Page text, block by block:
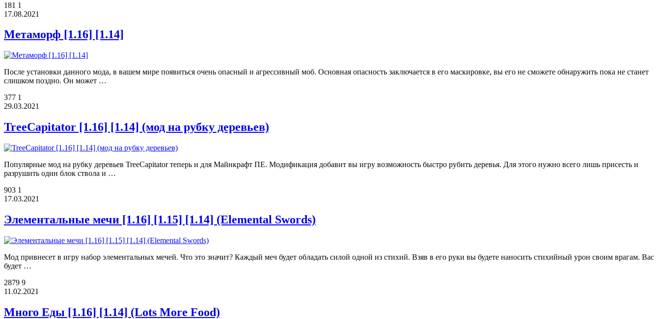
181 1
17.08.2021
Метаморф [1.16] [1.14]
После установки данного мода, в вашем мире появиться очень опасный и агрессивный моб. Основная опасность заключается в его маскировке, вы его не сможете обнаружить пока не станет
слишком поздно. Он может …
377 1
29.03.2021
TreeCapitator [1.16] [1.14] (мод на рубку деревьев)
Популярные мод на рубку деревьев TreeCapitator теперь и для Майнкрафт ПЕ. Модификация добавит вы игру возможность быстро рубить деревья. Для этого нужно всего лишь присесть и
разрушить один блок ствола и …
903 1
17.03.2021
Элементальные мечи [1.16] [1.15] [1.14] (Elemental Swords)
Мод привнесет в игру набор элементальных мечей. Что это значит? Каждый меч будет обладать силой одной из стихий. Взяв в его руки вы будете наносить стихийный урон своим врагам. Вас
будет …
2879 9
11.02.2021
Много Еды [1.16] [1.14] (Lots More Food)